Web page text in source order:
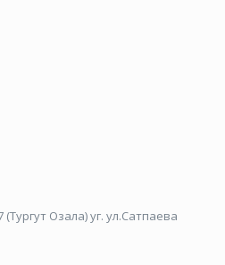
Озала) уг. ул.Сатпаева